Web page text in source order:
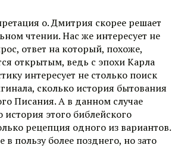
о. Дмитрия скорее решает
чтении. Нас же интересует не
ответ на который, похоже,
открытым, ведь с эпохи Карла
интересует не столько поиск
сколько история бытования
Писания. А в данном случае
история этого библейского
рецепция одного из вариантов.
пользу более позднего, но зато